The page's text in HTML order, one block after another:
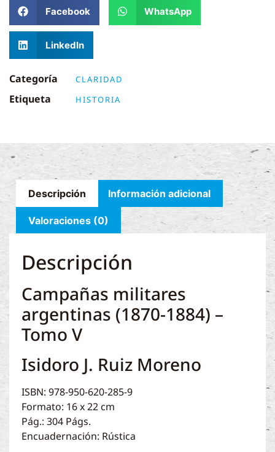
Facebook WhatsApp
LinkedIn
Categoría CLARIDAD
Etiqueta HISTORIA
Descripción Información adicional
Valoraciones (0)
Descripción
Campañas militares
argentinas (1870-1884) –
Tomo V
Isidoro J. Ruiz Moreno
ISBN: 978-950-620-285-9
Formato: 16 x 22 cm
Pág.: 304 Págs.
Encuadernación: Rústica